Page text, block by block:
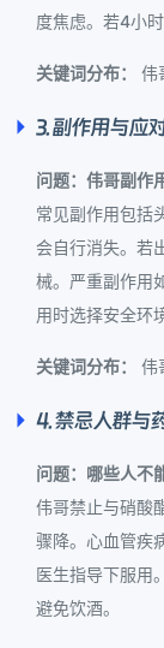
度焦虑。若4小
关键词分布： 伟
3. 副作用与应
问题：伟哥副作
常见副作用包括
会自行消失。若
械。严重副作用
用时选择安全环
关键词分布： 伟
4. 禁忌人群与
问题：哪些人不
伟哥禁止与硝酸
骤降。心血管疾
医生指导下服用
避免饮酒。